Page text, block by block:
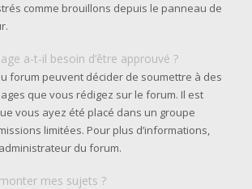
comme brouillons depuis le panneau de
a-t-il besoin d’être approuvé ?
forum peuvent décider de soumettre à des
que vous rédigez sur le forum. Il est
vous ayez été placé dans un groupe
limitées. Pour plus d’informations,
du forum.
mes sujets ?